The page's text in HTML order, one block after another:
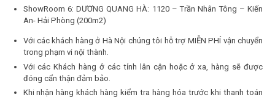
ShowRoom 6: DƯƠNG QUANG HÀ: 1120 – Trần Nhân Tông – Kiến
An- Hải Phòng (200m2)
Với các khách hàng ở Hà Nội chúng tôi hỗ trợ MIỄN PHÍ vận chuyển
trong phạm vi nội thành.
Với các Khách hàng ở các tỉnh lân cận hoặc ở xa, hàng sẽ được
đóng cẩn thận đảm bảo.
Khi nhận hàng khách hàng kiểm tra hàng hóa trước khi thanh toán